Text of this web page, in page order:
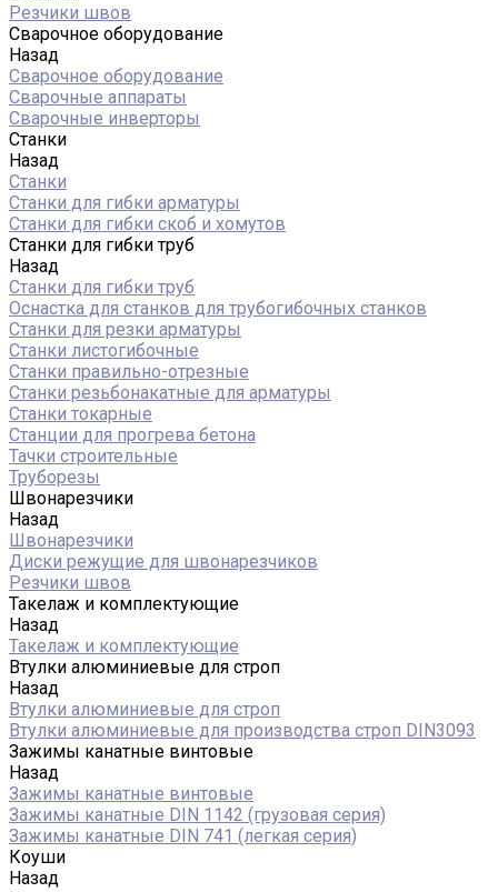
Резчики швов
Сварочное оборудование
Назад
Сварочное оборудование
Сварочные аппараты
Сварочные инверторы
Станки
Назад
Станки
Станки для гибки арматуры
Станки для гибки скоб и хомутов
Станки для гибки труб
Назад
Станки для гибки труб
Оснастка для станков для трубогибочных станков
Станки для резки арматуры
Станки листогибочные
Станки правильно-отрезные
Станки резьбонакатные для арматуры
Станки токарные
Станции для прогрева бетона
Тачки строительные
Труборезы
Швонарезчики
Назад
Швонарезчики
Диски режущие для швонарезчиков
Резчики швов
Такелаж и комплектующие
Назад
Такелаж и комплектующие
Втулки алюминиевые для строп
Назад
Втулки алюминиевые для строп
Втулки алюминиевые для производства строп DIN3093
Зажимы канатные винтовые
Назад
Зажимы канатные винтовые
Зажимы канатные DIN 1142 (грузовая серия)
Зажимы канатные DIN 741 (легкая серия)
Коуши
Назад